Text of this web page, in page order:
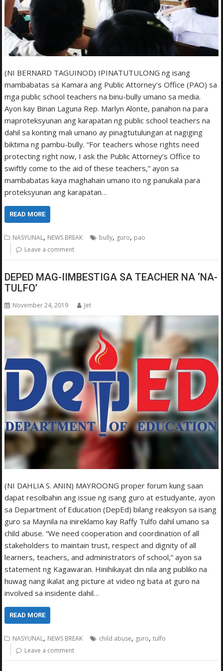
(NI BERNARD TAGUINOD) IPINATUTULONG ng isang
mambabatas sa Kamara ang Public Attorney’s Office (PAO) sa
mga public school teachers na binu-bully umano sa media.
Ayon kay Binan Laguna Rep. Marlyn Alonte, panahon na para
maproteksyunan ang karapatan ng public school teachers na
dahil sa konting mali umano ay pinagtutulungan at nagiging
biktima ng pambu-bully. “For teachers whose rights need
protecting right now, I ask the Public Attorney’s Office to
swiftly come to the aid of these teachers,” ayon sa
mambabatas kaya maghahain umano ito ng panukala para
proteksyunan ang karapatan…
READ MORE
NASYUNAL, NEWS BREAK bully, guro, pao
Leave a comment
DEPED MAG-IIMBESTIGA SA TEACHER NA ‘NA-
TULFO’
November 24, 2019 Jet
(NI DAHLIA S. ANIN) MAYROONG proper forum kung saan
dapat resolbahin ang issue ng isang guro at estudyante, ayon
sa Department of Education (DepEd) bilang reaksyon sa isang
guro sa Maynila na inireklamo kay Raffy Tulfo dahil umano sa
child abuse. “We need cooperation and coordination of all
stakeholders to maintain trust, respect and dignity of all
learners, teachers, and administrators of school,” ayon sa
statement ng Kagawaran. Hinihikayat din nila ang publiko na
huwag nang ikalat ang picture at video ng bata at guro na
involved sa insidente dahil…
READ MORE
NASYUNAL, NEWS BREAK child abuse, guro,tulfo
Leave a comment